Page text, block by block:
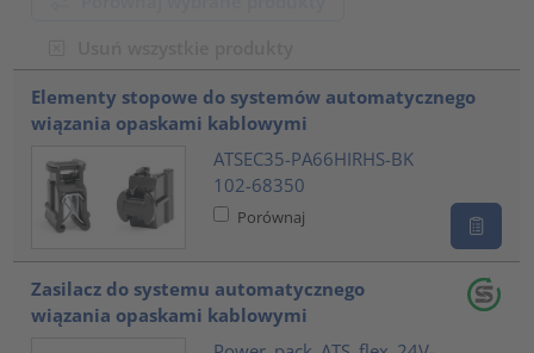
Elementy stopowe do systemów automatycznego
wiązania opaskami kablowymi
ATSEC35-PA66HIRHS-BK
102-68350
Porównaj
Zasilacz do systemu automatycznego
wiązania opaskami kablowymi